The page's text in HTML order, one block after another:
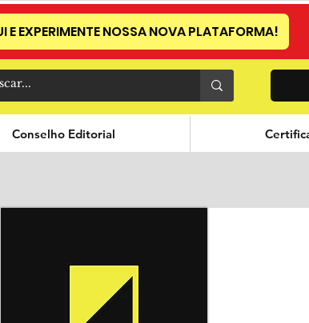
E EXPERIMENTE NOSSA NOVA PLATAFORMA!
Conselho Editorial